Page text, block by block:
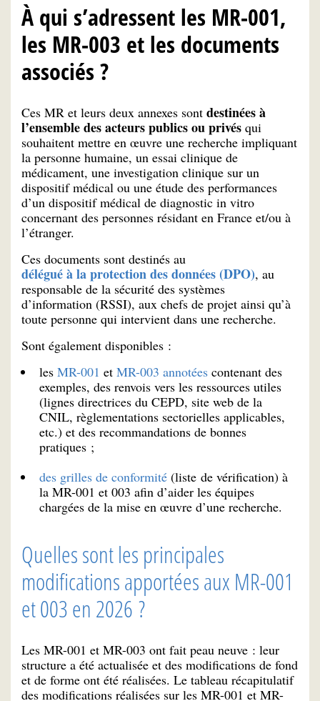
À qui s’adressent les MR-001,
les MR-003 et les documents
associés ?
Ces MR et leurs deux annexes sont destinées à
l’ensemble des acteurs publics ou privés qui
souhaitent mettre en œuvre une recherche impliquant
la personne humaine, un essai clinique de
médicament, une investigation clinique sur un
dispositif médical ou une étude des performances
d’un dispositif médical de diagnostic in vitro
concernant des personnes résidant en France et/ou à
l’étranger.
Ces documents sont destinés au
délégué à la protection des données (DPO), au
responsable de la sécurité des systèmes
d’information (RSSI), aux chefs de projet ainsi qu’à
toute personne qui intervient dans une recherche.
Sont également disponibles :
les MR-001 et MR-003 annotées contenant des
exemples, des renvois vers les ressources utiles
(lignes directrices du CEPD, site web de la
CNIL, règlementations sectorielles applicables,
etc.) et des recommandations de bonnes
pratiques ;
des grilles de conformité (liste de vérification) à
la MR-001 et 003 afin d’aider les équipes
chargées de la mise en œuvre d’une recherche.
Quelles sont les principales
modifications apportées aux MR-001
et 003 en 2026 ?
Les MR-001 et MR-003 ont fait peau neuve : leur
structure a été actualisée et des modifications de fond
et de forme ont été réalisées. Le tableau récapitulatif
des modifications réalisées sur les MR-001 et MR-